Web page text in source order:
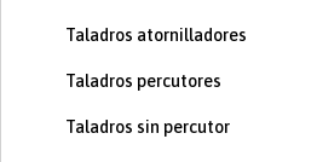
Taladros atornilladores
Taladros percutores
Taladros sin percutor